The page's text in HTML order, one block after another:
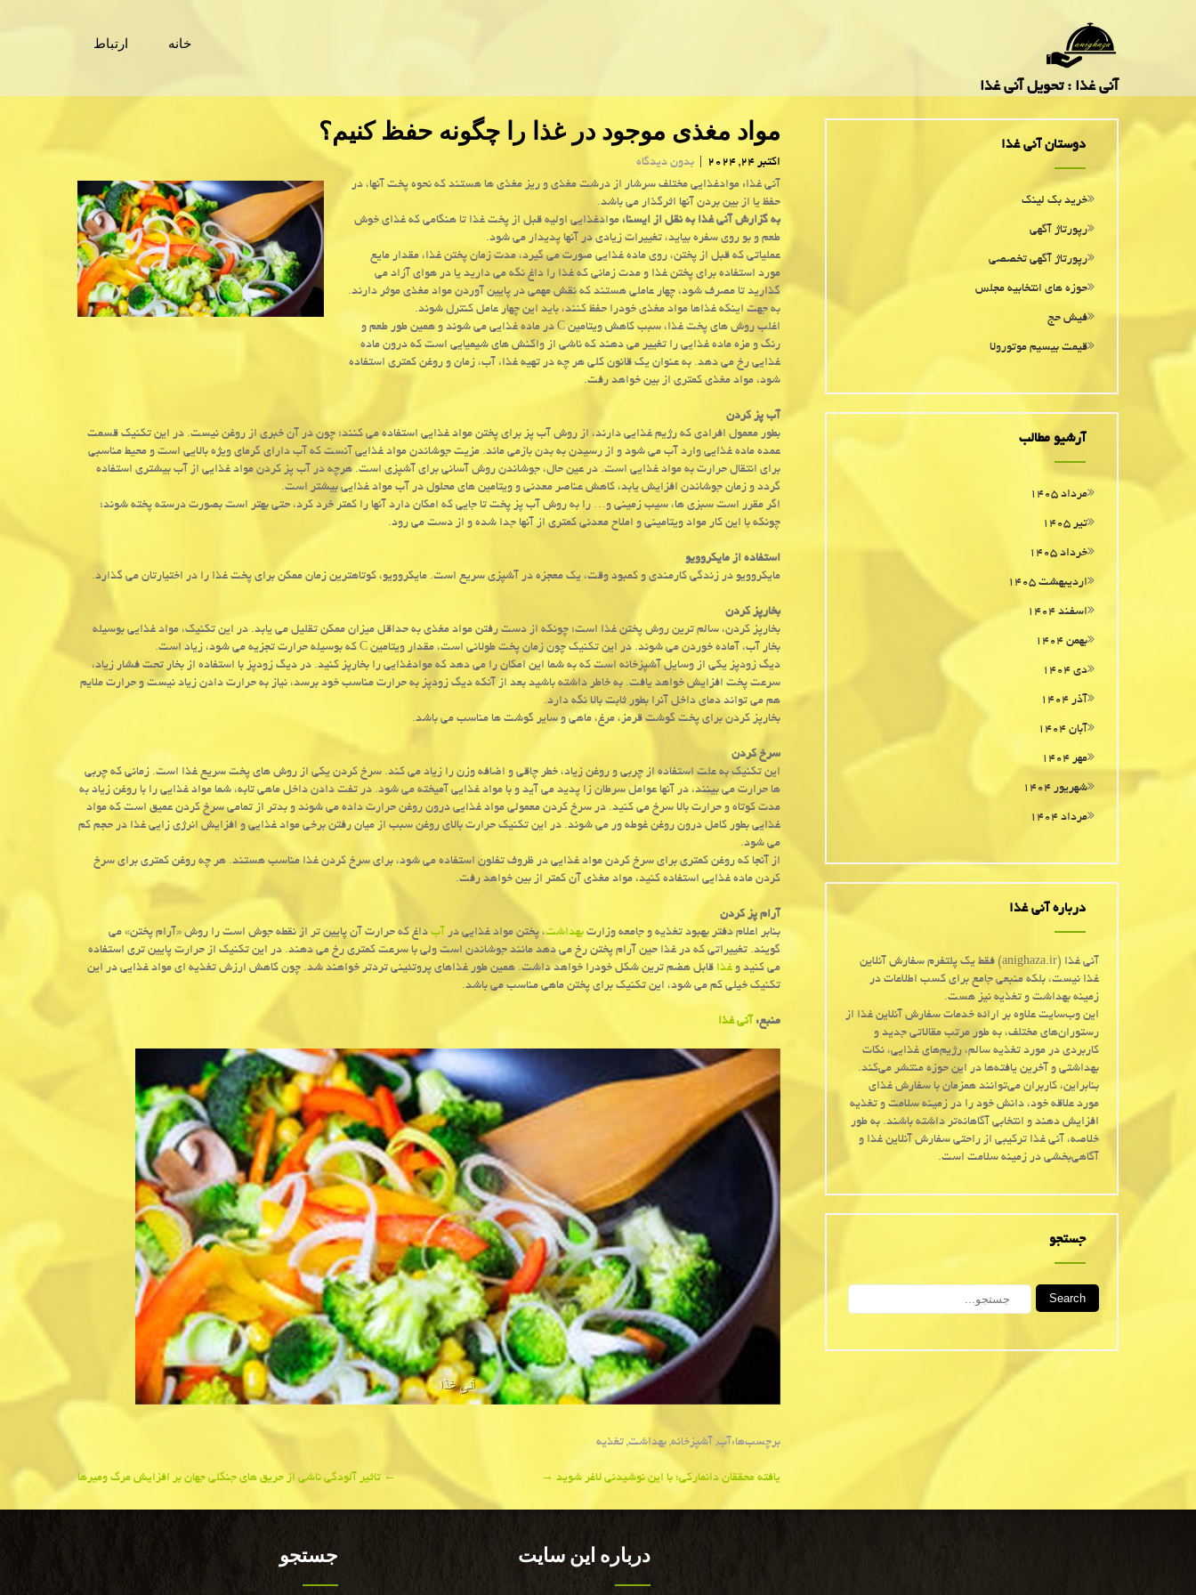
آنی غذا : تحویل آنی غذا
خانه ارتباط
مواد مغذی موجود در غذا را چگونه حفظ کنیم؟
اکتبر 24, 2024
بدون دیدگاه
آنی غذا: موادغذایی مختلف سرشار از درشت مغذی و ریز مغذی ها هستند که نحوه پخت آنها، در
حفظ یا از بین بردن آنها اثرگذار می باشد.
به گزارش آنی غذا به نقل از ایسنا، موادغذایی اولیه قبل از پخت غذا تا هنگامی که غذای خوش
طعم و بو روی سفره بیاید، تغییرات زیادی در آنها پدیدار می شود.
عملیاتی که قبل از پختن، روی ماده غذایی صورت می گیرد، مدت زمان پختن غذا، مقدار مایع
مورد استفاده برای پختن غذا و مدت زمانی که غذا را داغ نگه می دارید یا در هوای آزاد می
گذارید تا مصرف شود، چهار عاملی هستند که نقش مهمی در پایین آوردن مواد مغذی موثر دارند.
به جهت اینکه غذاها مواد مغذی خودرا حفظ کنند، باید این چهار عامل کنترل شوند.
اغلب روش های پخت غذا، سبب کاهش ویتامین C در ماده غذایی می شوند و همین طور طعم و
رنگ و مزه ماده غذایی را تغییر می دهند که ناشی از واکنش های شیمیایی است که درون ماده
غذایی رخ می دهد. به عنوان یک قانون کلی هر چه در تهیه غذا، آب، زمان و روغن کمتری استفاده
شود، مواد مغذی کمتری از بین خواهد رفت.
آب پز کردن
بطور معمول افرادی که رژیم غذایی دارند، از روش آب پز برای پختن مواد غذایی استفاده می کنند؛ چون در آن خبری از روغن نیست. در این تکنیک قسمت
عمده ماده غذایی وارد آب می شود و از رسیدن به بدن بازمی ماند. مزیت جوشاندن مواد غذایی آنست که آب دارای گرمای ویژه بالایی است و محیط مناسبی
برای انتقال حرارت به مواد غذایی است. در عین حال، جوشاندن روش آسانی برای آشپزی است. هرچه در آب پز کردن مواد غذایی از آب بیشتری استفاده
گردد و زمان جوشاندن افزایش یابد، کاهش عناصر معدنی و ویتامین های محلول در آب مواد غذایی بیشتر است.
اگر مقرر است سبزی ها، سیب زمینی و… را به روش آب پز پخت تا جایی که امکان دارد آنها را کمتر خرد کرد، حتی بهتر است بصورت درسته پخته شوند؛
چونکه با این کار مواد ویتامینی و املاح معدنی کمتری از آنها جدا شده و از دست می رود.
استفاده از مایکروویو
مایکروویو در زندگی کارمندی و کمبود وقت، یک معجزه در آشپزی سریع است. مایکروویو، کوتاهترین زمان ممکن برای پخت غذا را در اختیارتان می گذارد.
بخارپز کردن
بخارپز کردن، سالم ترین روش پختن غذا است؛ چونکه از دست رفتن مواد مغذی به حداقل میزان ممکن تقلیل می یابد. در این تکنیک، مواد غذایی بوسیله
بخار آب، آماده خوردن می شوند. در این تکنیک چون زمان پخت طولانی است، مقدار ویتامین C که بوسیله حرارت تجزیه می شود، زیاد است.
دیگ زودپز یکی از وسایل آشپزخانه است که به شما این امکان را می دهد که موادغذایی را بخارپز کنید. در دیگ زودپز با استفاده از بخار تحت فشار زیاد،
سرعت پخت افزایش خواهد یافت. به خاطر داشته باشید بعد از آنکه دیگ زودپز به حرارت مناسب خود برسد، نیاز به حرارت دادن زیاد نیست و حرارت ملایم
هم می تواند دمای داخل آنرا بطور ثابت بالا نگه دارد.
بخارپز کردن برای پخت گوشت قرمز، مرغ، ماهی و سایر گوشت ها مناسب می باشد.
سرخ کردن
این تکنیک به علت استفاده از چربی و روغن زیاد، خطر چاقی و اضافه وزن را زیاد می کند. سرخ کردن یکی از روش های پخت سریع غذا است. زمانی که چربی
ها حرارت می بینند، در آنها عوامل سرطان زا پدید می آید و با مواد غذایی آمیخته می شود. در تفت دادن داخل ماهی تابه، شما مواد غذایی را با روغن زیاد به
مدت کوتاه و حرارت بالا سرخ می کنید. در سرخ کردن معمولی مواد غذایی درون روغن حرارت داده می شوند و بدتر از تمامی سرخ کردن عمیق است که مواد
غذایی بطور کامل درون روغن غوطه ور می شوند. در این تکنیک حرارت بالای روغن سبب از میان رفتن برخی مواد غذایی و افزایش انرژی زایی غذا در حجم کم
می شود.
از آنجا که روغن کمتری برای سرخ کردن مواد غذایی در ظروف تفلون استفاده می شود، برای سرخ کردن غذا مناسب هستند. هر چه روغن کمتری برای سرخ
کردن ماده غذایی استفاده کنید، مواد مغذی آن کمتر از بین خواهد رفت.
آرام پز کردن
بنابر اعلام دفتر بهبود تغذیه و جامعه وزارت بهداشت، پختن مواد غذایی در آب داغ که حرارت آن پایین تر از نقطه جوش است را روش «آرام پختن» می
گویند. تغییراتی که در غذا حین آرام پختن رخ می دهد مانند جوشاندن است ولی با سرعت کمتری رخ می دهند. در این تکنیک از حرارت پایین تری استفاده
می کنید و غذا قابل هضم ترین شکل خودرا خواهد داشت. همین طور غذاهای پروتئینی تردتر خواهند شد. چون کاهش ارزش تغذیه ای مواد غذایی در این
تکنیک خیلی کم می شود، این تکنیک برای پختن ماهی مناسب می باشد.
منبع: آنی غذا
برچسب‌ها: آب, آشپزخانه, بهداشت, تغذیه
Post
← تاثیر آلودگی ناشی از حریق های جنگلی جهان بر افزایش مرگ ومیرها یافته محققان دانماركی؛ با این نوشیدنی لاغر شوید →
دوستان آنی غذا
خرید بک لینک
رپورتاژ آگهی
رپورتاژ آگهی تخصصی
حوزه های انتخابیه مجلس
فیش حج
قیمت بیسیم موتورولا
آرشیو مطالب
مرداد ۱۴۰۵
تیر ۱۴۰۵
خرداد ۱۴۰۵
اردیبهشت ۱۴۰۵
اسفند ۱۴۰۴
بهمن ۱۴۰۴
دی ۱۴۰۴
آذر ۱۴۰۴
آبان ۱۴۰۴
مهر ۱۴۰۴
شهریور ۱۴۰۴
مرداد ۱۴۰۴
درباره آنی غذا
آنی غذا (anighaza.ir) فقط یک پلتفرم سفارش آنلاین
غذا نیست، بلکه منبعی جامع برای کسب اطلاعات در
زمینه بهداشت و تغذیه نیز هست.
این وب‌سایت علاوه بر ارائه خدمات سفارش آنلاین غذا از
رستوران‌های مختلف، به طور مرتب مقالاتی جدید و
کاربردی در مورد تغذیه سالم، رژیم‌های غذایی، نکات
بهداشتی و آخرین یافته‌ها در این حوزه منتشر می‌کند.
بنابراین، کاربران می‌توانند همزمان با سفارش غذای
مورد علاقه خود، دانش خود را در زمینه سلامت و تغذیه
افزایش دهند و انتخابی آگاهانه‌تر داشته باشند. به طور
خلاصه، آنی غذا ترکیبی از راحتی سفارش آنلاین غذا و
آگاهی‌بخشی در زمینه سلامت است.
جستجو
Search
جستجو درباره این سایت